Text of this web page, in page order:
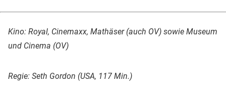
Kino: Royal, Cinemaxx, Mathäser (auch OV) sowie Museum
und Cinema (OV)
Regie: Seth Gordon (USA, 117 Min.)